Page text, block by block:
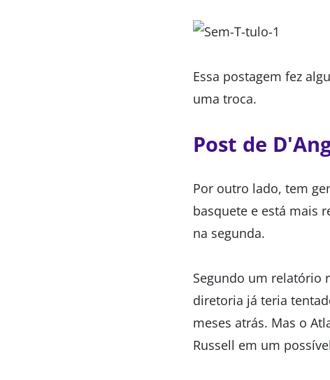
Essa postagem fez
uma troca.
Post de
Por outro lado, tem
basquete e está mais
na segunda.
Segundo um relatório
diretoria já teria
meses atrás. Mas o
Russell em um